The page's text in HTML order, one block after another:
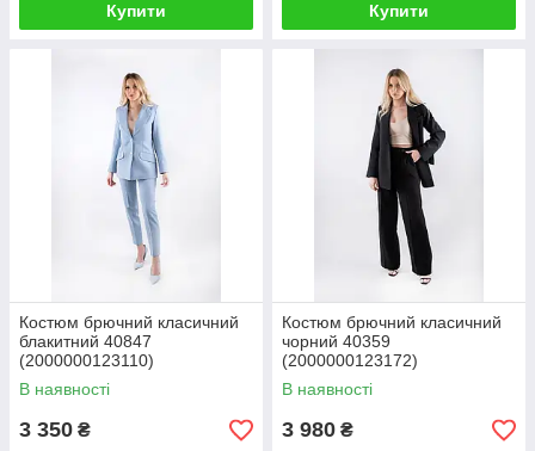
Купити Купити
Костюм брючний класичний
блакитний 40847
(2000000123110)
В наявності
3 350 ₴
Костюм брючний класичний
чорний 40359
(2000000123172)
В наявності
3 980 ₴